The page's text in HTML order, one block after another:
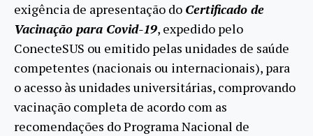
exigência de apresentação do Certificado de
Vacinação para Covid-19, expedido pelo
ConecteSUS ou emitido pelas unidades de saúde
competentes (nacionais ou internacionais), para
o acesso às unidades universitárias, comprovando
vacinação completa de acordo com as
recomendações do Programa Nacional de